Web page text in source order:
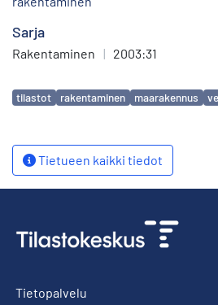
Sarja
Rakentaminen | 2003:31
Avainsanat
tilastot rakentaminen maarakennus
Tietueen kaikki tiedot
Tietopalvelu